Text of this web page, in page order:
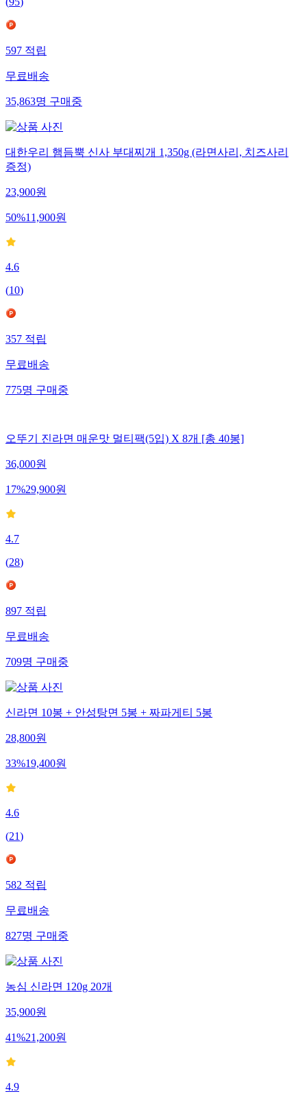
597 적립
무료배송
35,863명 구매중
대한우리 햄듬뿍 신사 부대찌개 1,350g (라면사리, 치즈사리
증정)
23,900원
50%11,900원
4.6
(10)
357 적립
무료배송
775명 구매중
오뚜기 진라면 매운맛 멀티팩(5입) X 8개 [총 40봉]
36,000원
17%29,900원
4.7
(28)
897적립
무료배송
709명구매중
신라면 10봉 + 안성탕면 5봉 + 짜파게티 5봉
28,800원
33%19,400원
4.6
(21)
582적립
무료배송
827명구매중
농심 신라면 120g 20개
35,900원
41%21,200원
4.9